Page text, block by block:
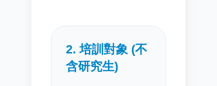
2. 培訓對象 (不
含研究生)